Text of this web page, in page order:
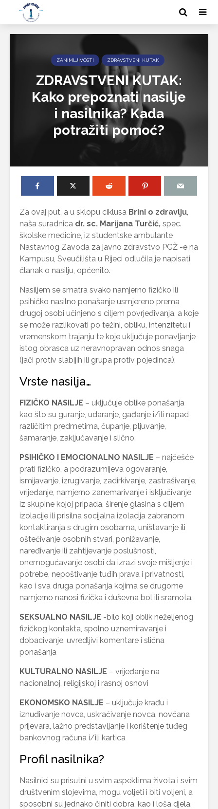
ZANIMLJIVOSTI ZDRAVSTVENI KUTAK
ZDRAVSTVENI KUTAK:
Kako prepoznati nasilje
i nasilnika? Kada
potražiti pomoć?
Za ovaj put, a u sklopu ciklusa Brini o zdravlju
naša suradnica dr. sc. Marijana Turčić, spec.
školske medicine, iz studentske ambulante
Nastavnog Zavoda za javno zdravstvo PGŽ -e na
Kampusu, Sveučilišta u Rijeci odlučila je napisati
članak o nasilju, općenito.
Nasiljem se smatra svako namjerno fizičko ili
psihičko nasilno ponašanje usmjereno prema
drugoj osobi učinjeno s ciljem povrjeđivanja, a koje
se može razlikovati po težini, obliku, intenzitetu i
vremenskom trajanju te koje uključuje ponavljanje
istog obrasca uz neravnopravan odnos snaga
(jači protiv slabijih ili grupa protiv pojedinca).
Vrste nasilja…
FIZIČKO NASILJE – uključuje oblike ponašanja
kao što su guranje, udaranje, gađanje i/ili napad
različitim predmetima, čupanje, pljuvanje,
šamaranje, zaključavanje i slično.
PSIHIČKO I EMOCIONALNO NASILJE – najčešće
prati fizičko, a podrazumijeva ogovaranje,
ismijavanje, izrugivanje, zadirkivanje, zastrašivanje,
vrijeđanje, namjerno zanemarivanje i isključivanje
iz skupine kojoj pripada, širenje glasina s ciljem
izolacije ili prisilna socijalna izolacija zabranom
kontaktiranja s drugim osobama, uništavanje ili
oštećivanje osobnih stvari, ponižavanje,
naređivanje ili zahtijevanje poslušnosti,
onemogućavanje osobi da izrazi svoje mišljenje i
potrebe, nepoštivanje tuđih prava i privatnosti,
kao i sva druga ponašanja kojima se drugome
namjerno nanosi fizička i duševna bol ili sramota.
SEKSUALNO NASILJE -bilo koji oblik neželjenog
fizičkog kontakta, spolno uznemiravanje i
dobacivanje, uvredljivi komentare i slična
ponašanja
KULTURALNO NASILJE – vrijeđanje na
nacionalnoj, religijskoj i rasnoj osnovi
EKONOMSKO NASILJE – uključuje krađu i
iznuđivanje novca, uskraćivanje novca, novčana
prijevara, lažno predstavljanje i korištenje tuđeg
bankovnog računa i/ili kartica
Profil nasilnika?
Nasilnici su prisutni u svim aspektima života i svim
društvenim slojevima, mogu voljeti i biti voljeni, a
sposobni su jednako činiti dobra, kao i loša djela.